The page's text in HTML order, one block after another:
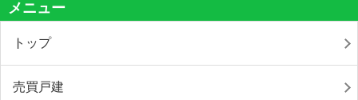
メニュー
トップ
売買戸建